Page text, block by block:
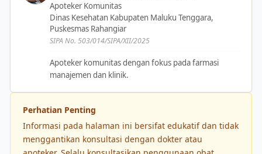
Apoteker Komunitas
Dinas Kesehatan Kabupaten Maluku Tenggara,
Puskesmas Rahangiar
SIPA No. 503/014/SIPA/XII/2025
Apoteker komunitas dengan fokus pada farmasi
manajemen dan klinik.
Perhatian Penting
Informasi pada halaman ini bersifat edukatif dan tidak
menggantikan konsultasi dengan dokter atau